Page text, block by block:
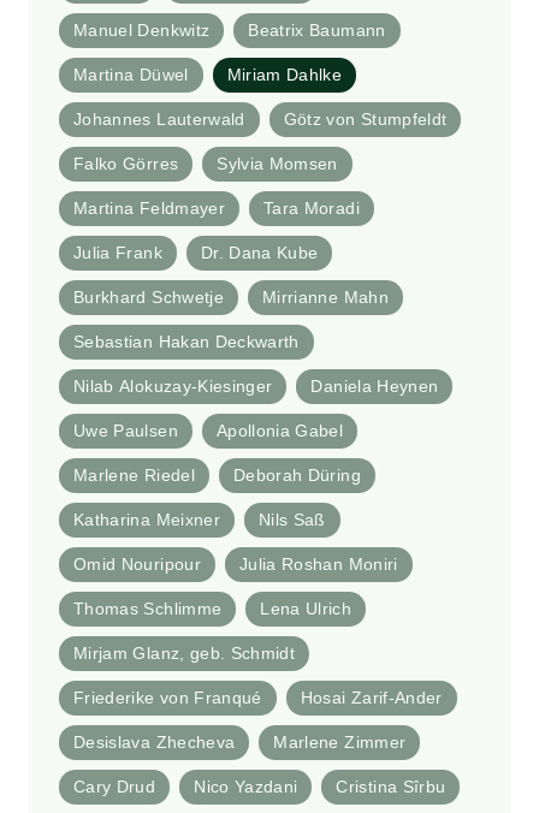
Manuel Denkwitz Beatrix Baumann
Martina Düwel Miriam Dahlke
Johannes Lauterwald Götz von Stumpfeldt
Falko Görres Sylvia Momsen
Martina Feldmayer Tara Moradi
Julia Frank Dr. Dana Kube
Burkhard Schwetje Mirrianne Mahn
Sebastian Hakan Deckwarth
Nilab Alokuzay-Kiesinger Daniela Heynen
Uwe Paulsen Apollonia Gabel
Marlene Riedel Deborah Düring
Katharina Meixner Nils Saß
Omid Nouripour Julia Roshan Moniri
Thomas Schlimme Lena Ulrich
Mirjam Glanz, geb. Schmidt
Friederike von Franqué Hosai Zarif-Ander
Desislava Zhecheva Marlene Zimmer
Cary Drud Nico Yazdani Cristina Sîrbu